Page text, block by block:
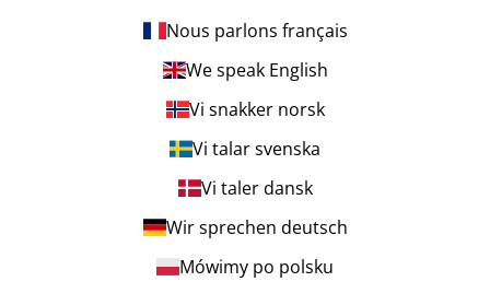
Nous parlons français
We speak English
Vi snakker norsk
Vi talar svenska
Vi taler dansk
Wir sprechen deutsch
Mówimy po polsku